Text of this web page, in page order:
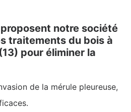
notre société
traitements du bois à
pour éliminer la
de la mérule pleureuse,